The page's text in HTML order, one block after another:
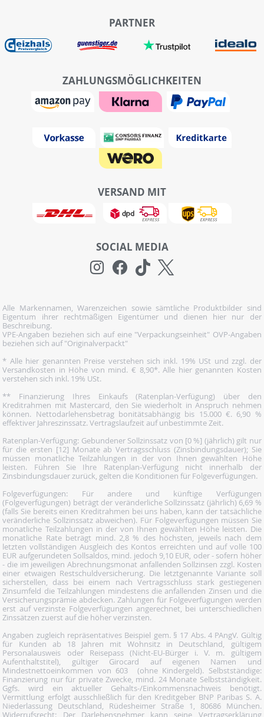
PARTNER
ZAHLUNGSMÖGLICHKEITEN
VERSAND MIT
SOCIAL MEDIA
Alle Markennamen, Warenzeichen sowie sämtliche Produktbilder sind
Eigentum ihrer rechtmäßigen Eigentümer und dienen hier nur der
Beschreibung.
VPE-Angaben beziehen sich auf eine "Verpackungseinheit" OVP-Angaben
beziehen sich auf "Originalverpackt"
* Alle hier genannten Preise verstehen sich inkl. 19% USt und zzgl. der
Versandkosten in Höhe von mind. € 8,90*. Alle hier genannten Kosten
verstehen sich inkl. 19% USt.
** Finanzierung Ihres Einkaufs (Ratenplan-Verfügung) über den
Kreditrahmen mit Mastercard, den Sie wiederholt in Anspruch nehmen
können. Nettodarlehensbetrag bonitätsabhängig bis 15.000 €. 6,90 %
effektiver Jahreszinssatz. Vertragslaufzeit auf unbestimmte Zeit.
Ratenplan-Verfügung: Gebundener Sollzinssatz von [0 %] (jährlich) gilt nur
für die ersten [12] Monate ab Vertragsschluss (Zinsbindungsdauer); Sie
müssen monatliche Teilzahlungen in der von Ihnen gewählten Höhe
leisten. Führen Sie Ihre Ratenplan-Verfügung nicht innerhalb der
Zinsbindungsdauer zurück, gelten die Konditionen für Folgeverfügungen.
Folgeverfügungen: Für andere und künftige Verfügungen
(Folgeverfügungen) beträgt der veränderliche Sollzinssatz (jährlich) 6,69 %
(falls Sie bereits einen Kreditrahmen bei uns haben, kann der tatsächliche
veränderliche Sollzinssatz abweichen). Für Folgeverfügungen müssen Sie
monatliche Teilzahlungen in der von Ihnen gewählten Höhe leisten. Die
monatliche Rate beträgt mind. 2,8 % des höchsten, jeweils nach dem
letzten vollständigen Ausgleich des Kontos erreichten und auf volle 100
EUR aufgerundeten Sollsaldos, mind. jedoch 9,10 EUR, oder - sofern höher
- die im jeweiligen Abrechnungsmonat anfallenden Sollzinsen zzgl. Kosten
einer etwaigen Restschuldversicherung. Die letztgenannte Variante soll
sicherstellen, dass bei einem nach Vertragsschluss stark gestiegenen
Zinsumfeld die Teilzahlungen mindestens die anfallenden Zinsen und die
Versicherungsprämie abdecken. Zahlungen für Folgeverfügungen werden
erst auf verzinste Folgeverfügungen angerechnet, bei unterschiedlichen
Zinssätzen zuerst auf die höher verzinsten.
Angaben zugleich repräsentatives Beispiel gem. § 17 Abs. 4 PAngV. Gültig
für Kunden ab 18 Jahren mit Wohnsitz in Deutschland, gültigem
Personalausweis oder Reisepass (Nicht-EU-Bürger i. V. m. gültigem
Aufenthaltstitel), gültiger Girocard auf eigenen Namen und
Mindestnettoeinkommen von 603  (ohne Kindergeld). Selbstständige:
Finanzierung nur für private Zwecke, mind. 24 Monate Selbstständigkeit.
Ggfs. wird ein aktueller Gehalts-/Einkommensnachweis benötigt.
Vermittlung erfolgt ausschließlich für den Kreditgeber BNP Paribas S. A.
Niederlassung Deutschland, Rüdesheimer Straße 1, 80686 München.
Widerrufsrecht: Der Darlehensnehmer kann seine Vertragserklärung